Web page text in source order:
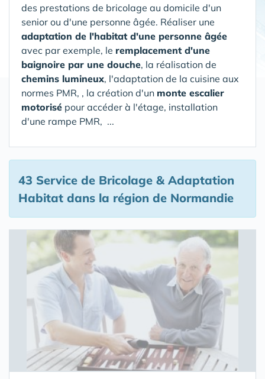
des prestations de bricolage au domicile d'un
senior ou d'une personne âgée. Réaliser une
adaptation de l'habitat d'une personne âgée
avec par exemple, le remplacement d'une
baignoire par une douche, la réalisation de
chemins lumineux, l'adaptation de la cuisine aux
normes PMR, , la création d'un monte escalier
motorisé pour accéder à l'étage, installation
d'une rampe PMR, ...
43 Service de Bricolage & Adaptation
Habitat dans la région de Normandie